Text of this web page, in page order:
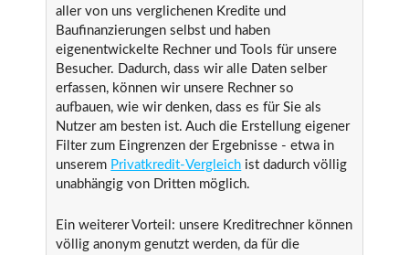
aller von uns verglichenen Kredite und
Baufinanzierungen selbst und haben
eigenentwickelte Rechner und Tools für unsere
Besucher. Dadurch, dass wir alle Daten selber
erfassen, können wir unsere Rechner so
aufbauen, wie wir denken, dass es für Sie als
Nutzer am besten ist. Auch die Erstellung eigener
Filter zum Eingrenzen der Ergebnisse - etwa in
unserem Privatkredit-Vergleich ist dadurch völlig
unabhängig von Dritten möglich.
Ein weiterer Vorteil: unsere Kreditrechner können
völlig anonym genutzt werden, da für die